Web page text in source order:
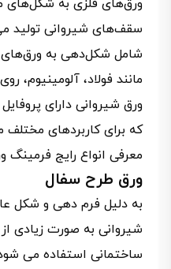
ورق‌های فلزی به شکل‌های
سقف‌های شیروانی تولید
شامل شکل‌دهی به ورق‌های
مانند فولاد،
ورق شیروانی دارای
که برای کاربردهای
معرفی انواع رایج فرمینگ
ورق طرح سفال
به دلیل فرم دهی و شکل
شیروانی به صورت زیادی
ساختمانی استفاده می